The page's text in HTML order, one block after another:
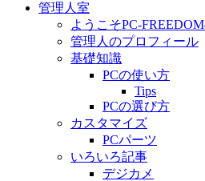
管理人室
ようこそPC-
管理人のプロフィール
基礎知識
PCの使い方
Tips
PCの選び方
カスタマイズ
PCパーツ
いろいろ記事
デジカメ